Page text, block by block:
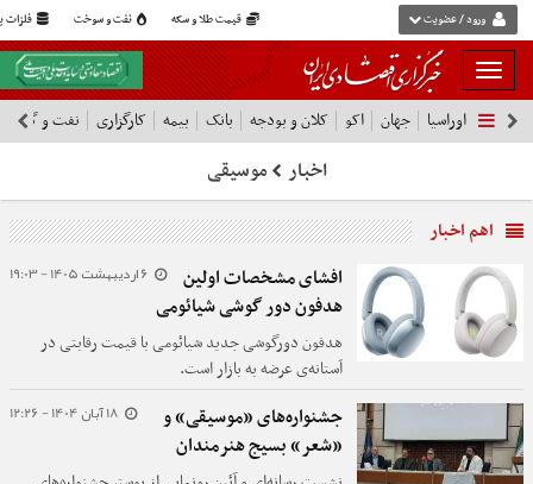
قیمت طلا و سکه نفت و سوخت فلزات ورود / عضویت
بار
و
بسته
نمودن
اوراسیا جهان اکو کلان و بودجه بانک بیمه کارگزاری نفت و گاز
اخبار موسیقی
اهم اخبار
6 اردیبهشت 1405 - 19:03
افشای مشخصات اولین
هدفون دور گوشی شیائومی
هدفون دورگوشی جدید شیائومی با قیمت رقابتی در
آستانه‌ی عرضه به بازار است.
18 آبان 1404 - 12:26
جشنواره‌های «موسیقی» و
«شعر» بسیج هنرمندان